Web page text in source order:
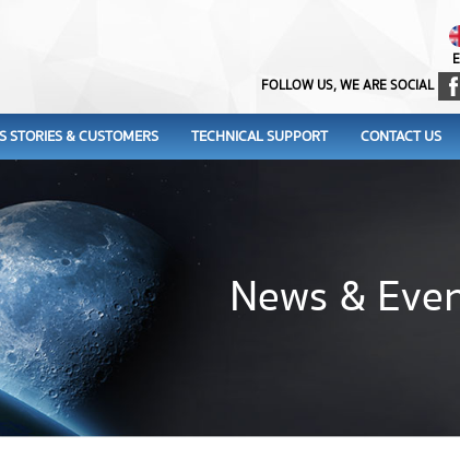
FOLLOW US, WE ARE SOCIAL
STORIES & CUSTOMERS TECHNICAL SUPPORT CONTACT US
News &